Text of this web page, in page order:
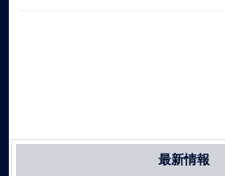
最新情報